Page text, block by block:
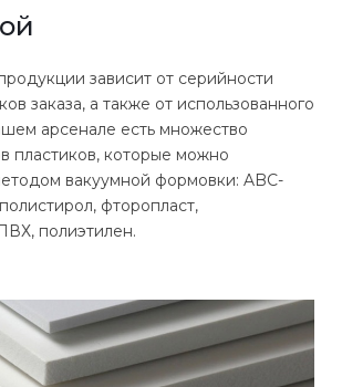
зависит от серийности
заказа, а также от использованного
арсенале есть множество
пластиков, которые можно
вакуумной формовки: ABC-
фторопласт,
полиэтилен.